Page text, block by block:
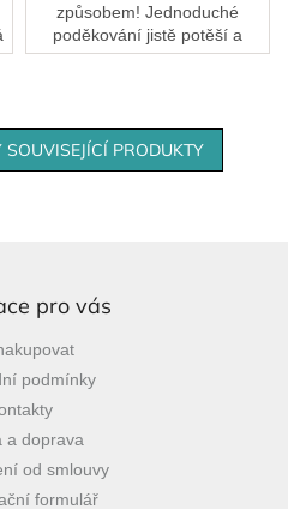
způsobem! Jednoduché
poděkování jistě potěší a
zůstane jim jako krásná
PRODUKTY
pro vás
podmínky
a doprava
od smlouvy
formulář